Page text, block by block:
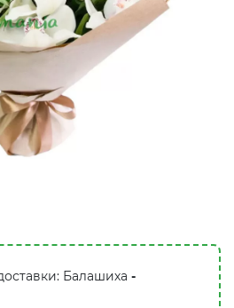
Балашиха -